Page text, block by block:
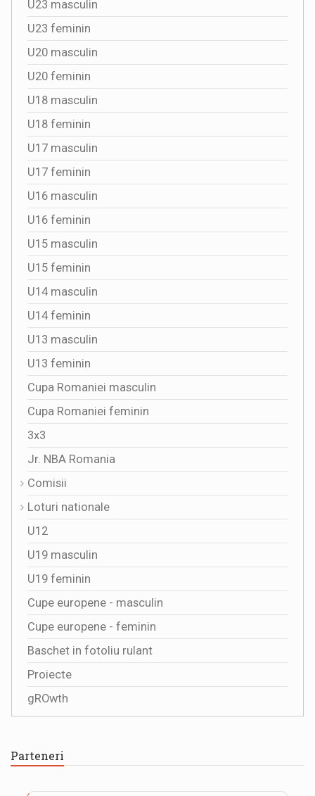
U23 masculin
U23 feminin
U20 masculin
U20 feminin
U18 masculin
U18 feminin
U17 masculin
U17 feminin
U16 masculin
U16 feminin
U15 masculin
U15 feminin
U14 masculin
U14 feminin
U13 masculin
U13 feminin
Cupa Romaniei masculin
Cupa Romaniei feminin
3x3
Jr. NBA Romania
Comisii
Loturi nationale
U12
U19 masculin
U19 feminin
Cupe europene - masculin
Cupe europene - feminin
Baschet in fotoliu rulant
Proiecte
gROwth
Parteneri